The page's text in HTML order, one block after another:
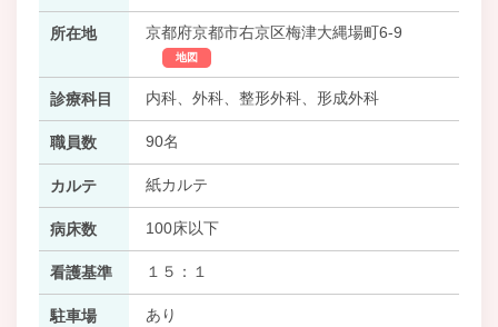
所在地 京都府京都市右京区梅津大縄場町6-9
地図
診療科目 内科、外科、整形外科、形成外科
職員数 90名
カルテ 紙カルテ
病床数 100床以下
看護基準 １５：１
駐車場 あり